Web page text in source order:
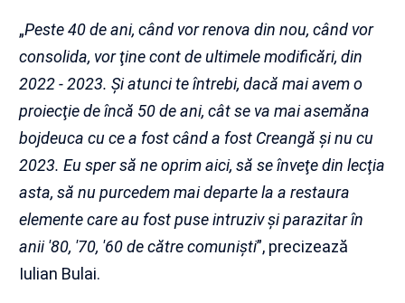
„Peste 40 de ani, când vor renova din nou, când vor
consolida, vor ţine cont de ultimele modificări, din
2022 - 2023. Şi atunci te întrebi, dacă mai avem o
proiecţie de încă 50 de ani, cât se va mai asemăna
bojdeuca cu ce a fost când a fost Creangă şi nu cu
2023. Eu sper să ne oprim aici, să se înveţe din lecţia
asta, să nu purcedem mai departe la a restaura
elemente care au fost puse intruziv şi parazitar în
anii '80, '70, '60 de către comunişti”, precizează
Iulian Bulai.